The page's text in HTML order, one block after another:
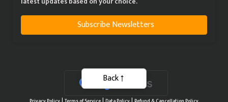
Subscribe Newsletters
Back